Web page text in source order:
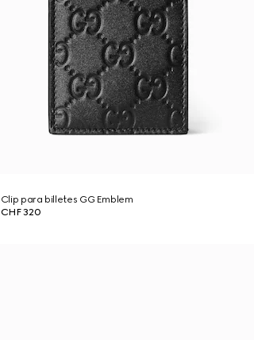
Clip para billetes GG Emblem
CHF 320